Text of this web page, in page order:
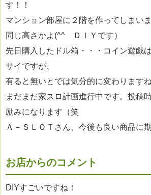
す！！
マンション部屋に２階を作ってしまい
同じ高さかよ(^^ゞＤＩＹです）
先日購入したドル箱・・・ コイン遊戯
サイですが、
有ると無いとでは気分的に変わりますね
まだまだ家スロ計画進行中です。 投稿
励みになります（笑
Ａ－ＳＬＯＴさん、今後も良い商品に
お店からのコメント
DIYすごいですね！